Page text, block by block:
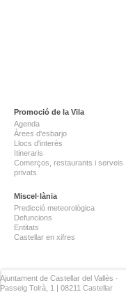
Promoció de la Vila
Agenda
Àrees d'esbarjo
Llocs d'interès
Itineraris
Comerços, restaurants i serveis
privats
Miscel·lània
Predicció meteorològica
Defuncions
Entitats
Castellar en xifres
Ajuntament de Castellar del Vallès ·
Passeig Tolrà, 1 | 08211 Castellar